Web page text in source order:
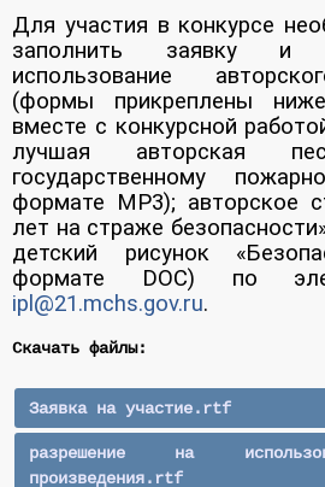
Для участия в конкурсе
заполнить заявку и
использование
(формы прикреплены
вместе с конкурсной
лучшая авторская
государственному
формате MP3); авторское
лет на страже
детский рисунок
формате DOC) по
ipl@21.mchs.gov.ru.
Скачать файлы:
Заявка на участие.rtf
разрешение на
произведения.rtf